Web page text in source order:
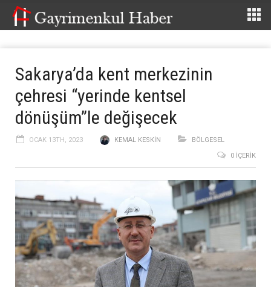
Sakarya’da kent merkezinin
çehresi “yerinde kentsel
dönüşüm”le değişecek
OCAK 13TH, 2023 KEMAL KESKIN
BÖLGESEL
0 İÇERIK